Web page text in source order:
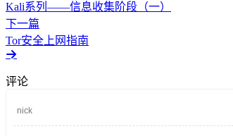
Kali系列——信息收集阶段（一）
下一篇
Tor安全上网指南
评论